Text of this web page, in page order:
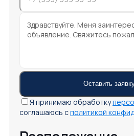
Я принимаю обработку
соглашаюсь сполитикой